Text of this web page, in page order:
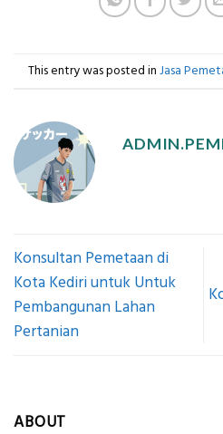
This entry was posted in Jasa
Konsultan Pemetaan di
Kota Kediri untuk Untuk
Pembangunan Lahan
Pertanian
ABOUT